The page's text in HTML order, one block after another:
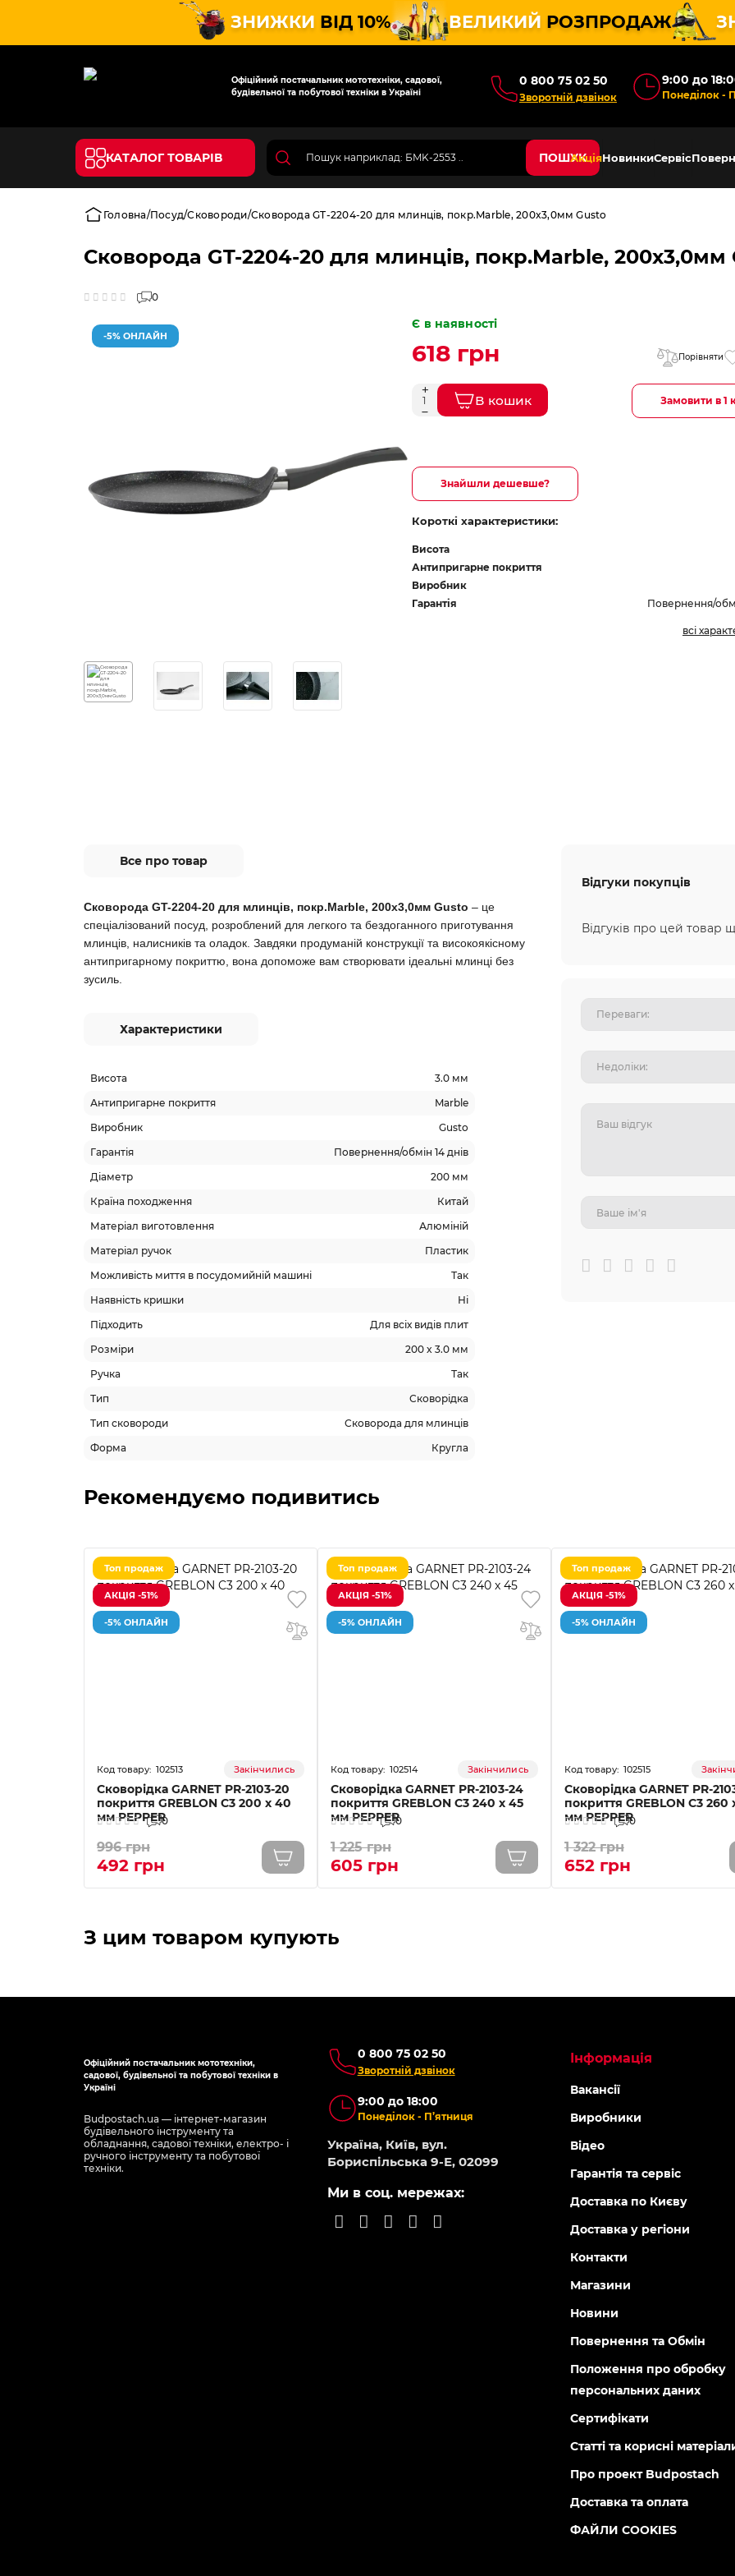
ЗНИЖКИ ВІД 10% ВЕЛИКИЙ РОЗПРОДАЖ
Офіційний постачальник мототехніки, садової,
будівельної та побутової техніки в Україні
0 800 75 02 50
Зворотній дзвінок
9:00 до
Понеділок -
КАТАЛОГ ТОВАРІВ ПОШУКАкціяНовинкиСервіс
Головна Посуд Сковороди Сковорода GT-2204-20 для млинців, покр.Marble, 200x3,0мм Gusto
Сковорода GT-2204-20 для млинців, покр.Marble, 200x3,0мм
0
-5% ОНЛАЙН
Є в наявності
618 грн Порівняти
В кошик Замовити в 1
Знайшли дешевше?
Короткі характеристики:
Висота
Антипригарне покриття
Виробник
Гарантія
Повернення/
всі
Все про товар
Сковорода GT-2204-20 для млинців, покр.Marble, 200x3,0мм Gusto – це
спеціалізований посуд, розроблений для легкого та бездоганного приготування
млинців, налисників та оладок. Завдяки продуманій конструкції та високоякісному
антипригарному покриттю, вона допоможе вам створювати ідеальні млинці без
зусиль.
Характеристики
Висота
3.0 мм
Антипригарне покриття
Marble
Виробник
Gusto
Гарантія
Повернення/обмін 14 днів
Діаметр
200 мм
Країна походження
Китай
Матеріал виготовлення
Алюміній
Матеріал ручок
Пластик
Можливість миття в посудомийній машині
Так
Наявність кришки
Ні
Підходить
Для всіх видів плит
Розміри
200 x 3.0 мм
Ручка
Так
Тип
Сковорідка
Тип сковороди
Сковорода для млинців
Форма
Кругла
Відгуки покупців
Відгуків про цей товар
Рекомендуємо подивитись
Топ продаж
АКЦІЯ -51%
-5% ОНЛАЙН
102513 Закінчились
Сковорідка GARNET PR-2103-20
покриття GREBLON C3 200 x 40
мм PEPPER0
996 грн
492 грн
Топ продаж
АКЦІЯ -51%
-5% ОНЛАЙН
102514 Закінчились
Сковорідка GARNET PR-2103-24
покриття GREBLON C3 240 x 45
мм PEPPER0
1 225 грн
605 грн
Топ продаж
АКЦІЯ -51%
-5% ОНЛАЙН
102515
Сковорідка GARNET PR-
покриття GREBLON C3 260
мм PEPPER0
1 322 грн
652 грн
З цим товаром купують
Офіційний постачальник мототехніки,
садової, будівельної та побутової техніки в
Україні
Budpostach.ua — інтернет-магазин
будівельного інструменту та
обладнання, садової техніки, електро- і
ручного інструменту та побутової
техніки.
0 800 75 02 50
Зворотній дзвінок
9:00 до 18:00
Понеділок - П’ятниця
Україна, Київ, вул.
Бориспільська 9-Е, 02099
Ми в соц. мережах:
Інформація
Вакансії
Виробники
Відео
Гарантія та сервіс
Доставка по Києву
Доставка у регіони
Контакти
Магазини
Новини
Повернення та Обмін
Положення про обробку
персональних даних
Сертифікати
Статті та корисні
Про проект Budpostach
Доставка та оплата
ФАЙЛИ COOKIES